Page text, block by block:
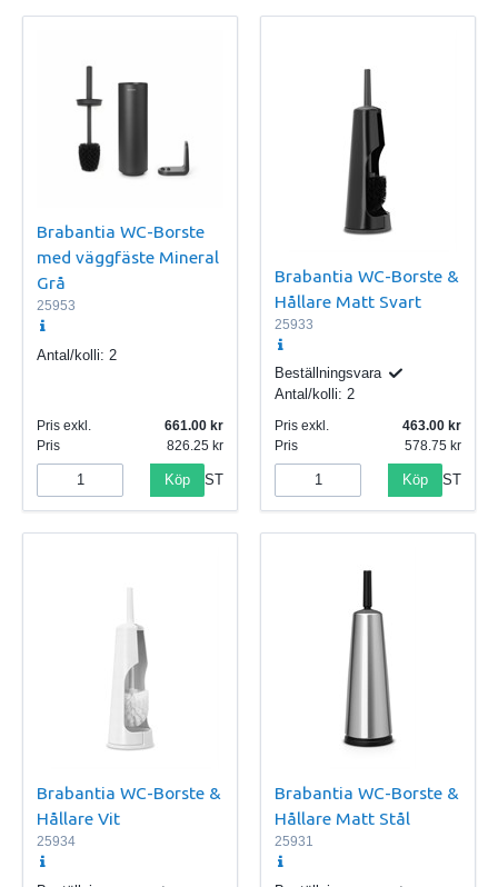
Brabantia WC-Borste
med väggfäste Mineral
Grå
25953
Antal/kolli: 2
Pris exkl.
661.00
Pris
826.25
Köp ST
Brabantia WC-Borste &
Hållare Matt Svart
25933
Beställningsvara
Antal/kolli: 2
Pris exkl.
463.00
Pris
578.75
Köp ST
Brabantia WC-Borste &
Hållare Vit
25934
Brabantia WC-Borste &
Hållare Matt Stål
25931